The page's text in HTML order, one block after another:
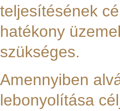
teljesítésének
hatékony
szükséges.
Amennyiben
lebonyolítása